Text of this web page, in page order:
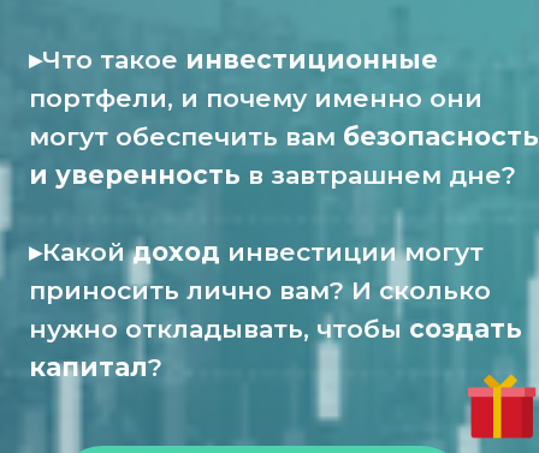
Зарегистрироваться и
получить